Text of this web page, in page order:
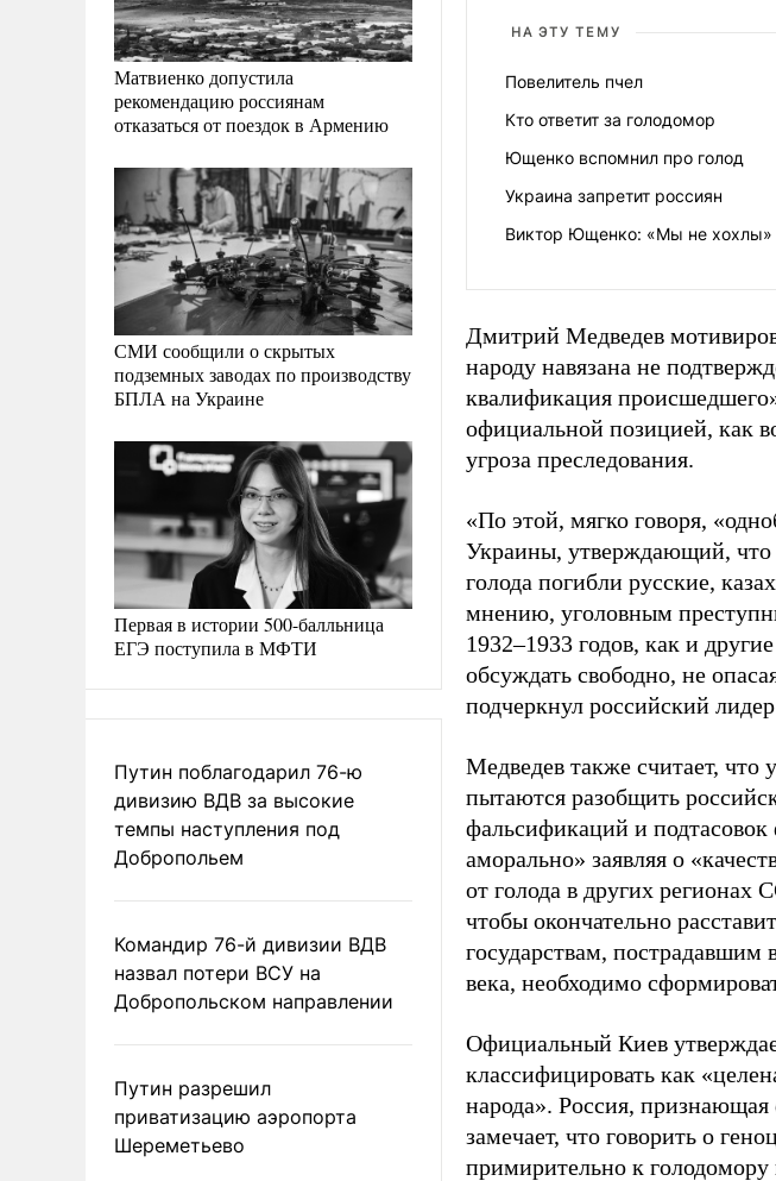
Матвиенко допустила
рекомендацию россиянам
отказаться от поездок в Армению
СМИ сообщили о скрытых
подземных заводах по производству
БПЛА на Украине
Первая в истории 500-балльница
ЕГЭ поступила в МФТИ
Путин поблагодарил 76-ю
дивизию ВДВ за высокие
темпы наступления под
Добропольем
Командир 76-й дивизии ВДВ
назвал потери ВСУ на
Добропольском направлении
Путин разрешил
приватизацию аэропорта
Шереметьево
НА ЭТУ ТЕМУ
Повелитель пчел
Кто ответит за голодомор
Ющенко вспомнил про голод
Украина запретит россиян
Виктор Ющенко: «Мы не хохлы»
Дмитрий Медведев
народу навязана не
квалификация
официальной позицией, как
угроза преследования.
«По этой, мягко говоря,
Украины, утверждающий, что
голода погибли русские,
мнению, уголовным
1932–1933 годов, как и
обсуждать свободно, не
подчеркнул российский
Медведев также считает, что
пытаются разобщить
фальсификаций и
аморально» заявляя о
от голода в других
чтобы окончательно
государствам, пострадавшим
века, необходимо
Официальный Киев
классифицировать как
народа». Россия, признающая
замечает, что говорить о
примирительно к голодомору